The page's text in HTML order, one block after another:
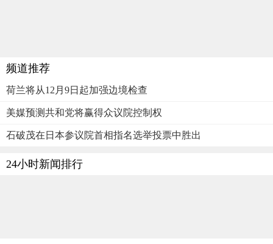
频道推荐
荷兰将从12月9日起加强边境检查
美媒预测共和党将赢得众议院控制权
石破茂在日本参议院首相指名选举投票中胜出
24小时新闻排行